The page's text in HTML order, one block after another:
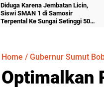
Diduga Karena Jembatan Licin,
Siswi SMAN 1 di Samosir
Terpental Ke Sungai Setinggi 50
Home / Gubernur Sumut
Optimalkan